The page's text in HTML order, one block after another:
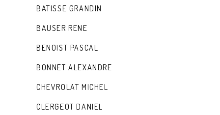
BATISSE GRANDIN
BAUSER RENE
BENOIST PASCAL
BONNET ALEXANDRE
CHEVROLAT MICHEL
CLERGEOT DANIEL